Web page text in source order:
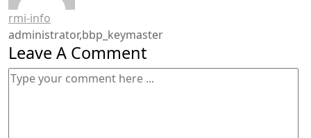
rmi-info
administrator,bbp_keymaster
Leave A Comment